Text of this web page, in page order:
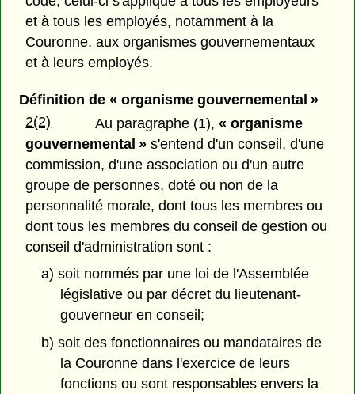
et à tous les employés, notamment à la
Couronne, aux organismes gouvernementaux
et à leurs employés.
Définition de « organisme gouvernemental »
2(2)
Au paragraphe (1),« organisme
gouvernemental » s'entend d'un conseil, d'une
commission, d'une association ou d'un autre
groupe de personnes, doté ou non de la
personnalité morale, dont tous les membres ou
dont tous les membres du conseil de gestion ou
conseil d'administration sont :
a) soit nommés par une loi de l'Assemblée
législative ou par décret du lieutenant-
gouverneur en conseil;
b) soit des fonctionnaires ou mandataires de
la Couronne dans l'exercice de leurs
fonctions ou sont responsables envers la